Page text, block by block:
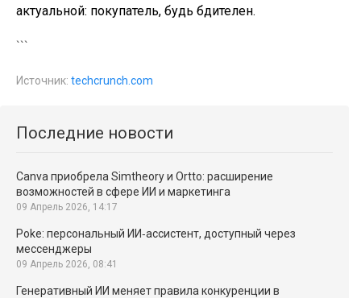
актуальной: покупатель, будь бдителен.
```
Источник: techcrunch.com
Последние новости
Canva приобрела Simtheory и Ortto: расширение
возможностей в сфере ИИ и маркетинга
09 Апрель 2026, 14:17
Poke: персональный ИИ‑ассистент, доступный через
мессенджеры
09 Апрель 2026, 08:41
Генеративный ИИ меняет правила конкуренции в